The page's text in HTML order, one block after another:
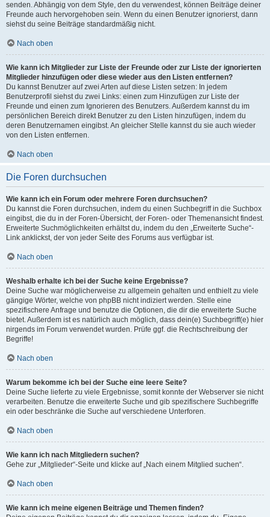
senden. Abhängig von dem Style, den du verwendest, können Beiträge deiner
Freunde auch hervorgehoben sein. Wenn du einen Benutzer ignorierst, dann
siehst du seine Beiträge standardmäßig nicht.
Nach oben
Wie kann ich Mitglieder zur Liste der Freunde oder zur Liste der ignorierten
Mitglieder hinzufügen oder diese wieder aus den Listen entfernen?
Du kannst Benutzer auf zwei Arten auf diese Listen setzen: In jedem
Benutzerprofil siehst du zwei Links: einen zum Hinzufügen zur Liste der
Freunde und einen zum Ignorieren des Benutzers. Außerdem kannst du im
persönlichen Bereich direkt Benutzer zu den Listen hinzufügen, indem du
deren Benutzernamen eingibst. An gleicher Stelle kannst du sie auch wieder
von den Listen entfernen.
Nach oben
Die Foren durchsuchen
Wie kann ich ein Forum oder mehrere Foren durchsuchen?
Du kannst die Foren durchsuchen, indem du einen Suchbegriff in die Suchbox
eingibst, die du in der Foren-Übersicht, der Foren- oder Themenansicht findest.
Erweiterte Suchmöglichkeiten erhältst du, indem du den „Erweiterte Suche“-
Link anklickst, der von jeder Seite des Forums aus verfügbar ist.
Nach oben
Weshalb erhalte ich bei der Suche keine Ergebnisse?
Deine Suche war möglicherweise zu allgemein gehalten und enthielt zu viele
gängige Wörter, welche von phpBB nicht indiziert werden. Stelle eine
spezifischere Anfrage und benutze die Optionen, die dir die erweiterte Suche
bietet. Außerdem ist es natürlich auch möglich, dass dein(e) Suchbegriff(e) hier
nirgends im Forum verwendet wurden. Prüfe ggf. die Rechtschreibung der
Begriffe!
Nach oben
Warum bekomme ich bei der Suche eine leere Seite?
Deine Suche lieferte zu viele Ergebnisse, somit konnte der Webserver sie nicht
verarbeiten. Benutze die erweiterte Suche und gib spezifischere Suchbegriffe
ein oder beschränke die Suche auf verschiedene Unterforen.
Nach oben
Wie kann ich nach Mitgliedern suchen?
Gehe zur „Mitglieder“-Seite und klicke auf „Nach einem Mitglied suchen“.
Nach oben
Wie kann ich meine eigenen Beiträge und Themen finden?